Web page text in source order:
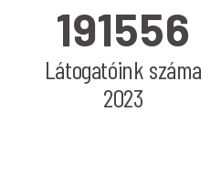
191556
Látogatóink száma
2023